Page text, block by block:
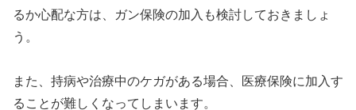
るか心配な方は、ガン保険の加入も検討しておきましょ
う。
また、持病や治療中のケガがある場合、医療保険に加入す
ることが難しくなってしまいます。